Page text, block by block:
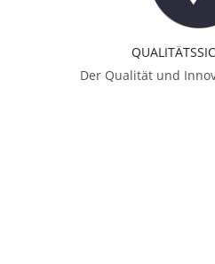
Der Qualität und